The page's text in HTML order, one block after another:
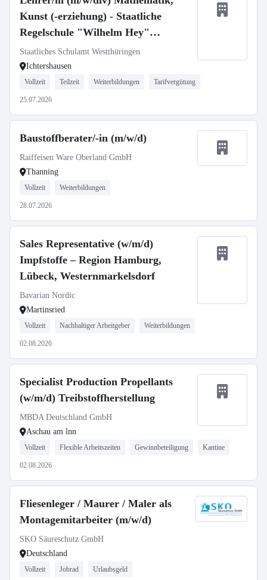
Kunst (-erziehung) - Staatliche
Regelschule "Wilhelm Hey"
Ichtershausen
Staatliches Schulamt Westthüringen
Ichtershausen
Vollzeit Teilzeit Weiterbildungen Tarifvergütung
25.07.2026
Baustoffberater/-in (m/w/d)
Raiffeisen Ware Oberland GmbH
Thanning
Vollzeit Weiterbildungen
28.07.2026
Sales Representative (w/m/d)
Impfstoffe – Region Hamburg,
Lübeck, Westernmarkelsdorf
Bavarian Nordic
Martinsried
Vollzeit Nachhaltiger Arbeitgeber Weiterbildungen
02.08.2026
Specialist Production Propellants
(w/m/d) Treibstoffherstellung
MBDA Deutschland GmbH
Aschau am lnn
Vollzeit Flexible Arbeitszeiten Gewinnbeteiligung Kantine
02.08.2026
Fliesenleger / Maurer / Maler als
Montagemitarbeiter (m/w/d)
SKO Säureschutz GmbH
Deutschland
Vollzeit Jobrad Urlaubsgeld